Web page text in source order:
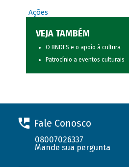
Ações
VEJA TAMBÉM
O BNDES e o apoio à cultura
Patrocínio a eventos culturais
Fale Conosco
08007026337
Mande sua pergunta